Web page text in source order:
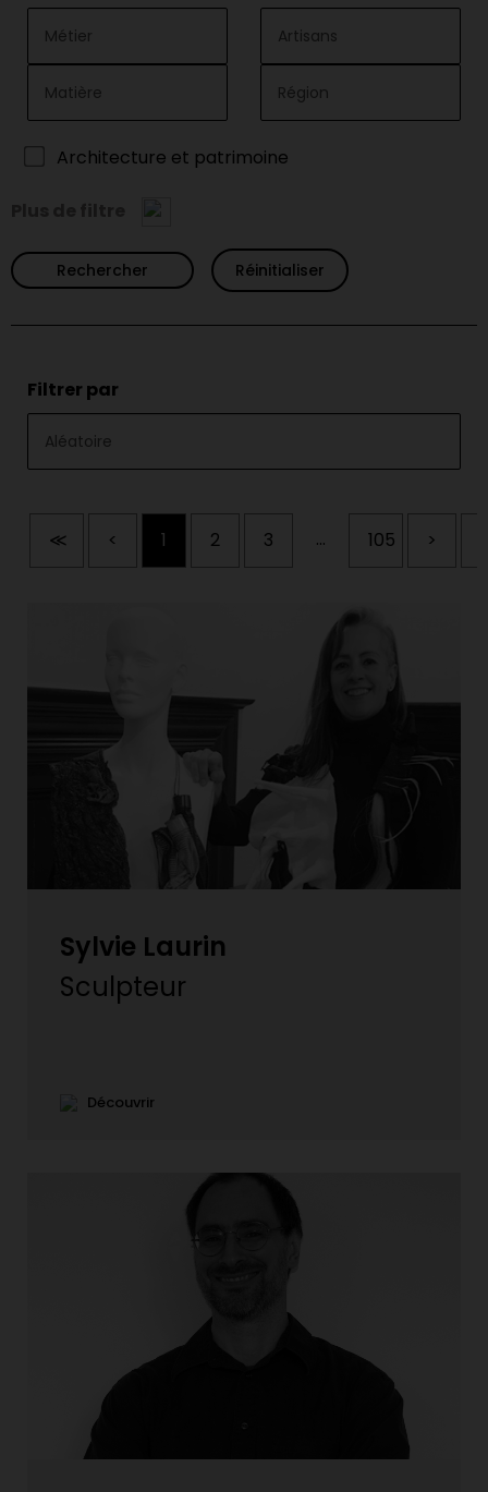
Architecture et patrimoine
Réinitialiser
Filtrer par
≪ < 1 2 3 ... 105 >
Sylvie Laurin
Sculpteur
Découvrir